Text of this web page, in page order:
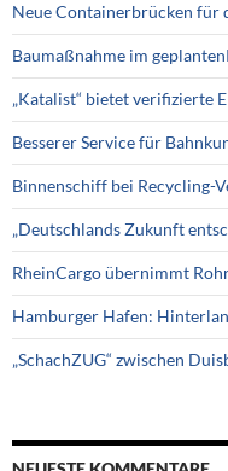
Neue Containerbrücken für
Baumaßnahme im
„Katalist“ bietet verifizierte
Besserer Service für
Binnenschiff bei Recycling-
„Deutschlands Zukunft
RheinCargo übernimmt
Hamburger Hafen:
„SchachZUG“ zwischen